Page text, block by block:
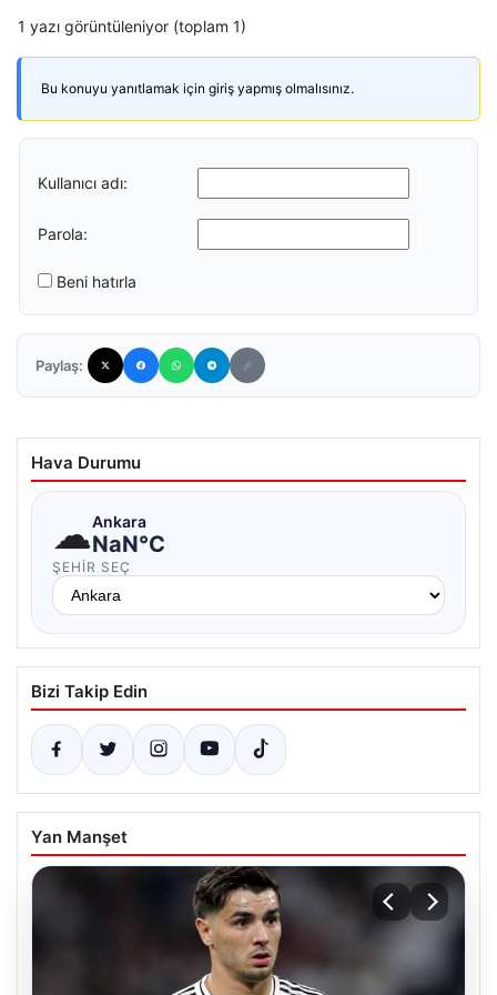
1 yazı görüntüleniyor (toplam 1)
Bu konuyu yanıtlamak için giriş yapmış olmalısınız.
Kullanıcı adı:
Parola:
Beni hatırla
Paylaş:
Hava Durumu
☁Ankara
NaN°C
ŞEHIR SEÇ
Bizi Takip Edin
Yan Manşet